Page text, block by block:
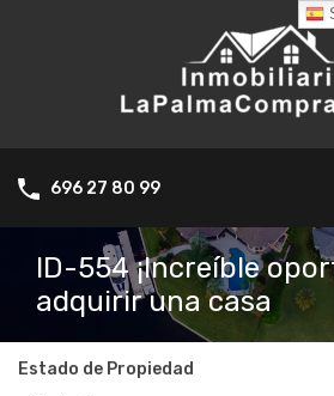
696 27 80 99
ID-554 ¡Increíble
adquirir una casa
Estado de Propiedad